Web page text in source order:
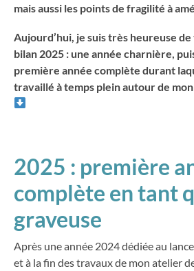
mais aussi les points de fragilité à
Aujourd’hui, je suis très heureuse
bilan 2025 : une année charnière,
première année complète durant
travaillé à temps plein autour de
2025 : première
complète en tant
graveuse
Après une année 2024 dédiée au
et à la fin des travaux de mon atelier